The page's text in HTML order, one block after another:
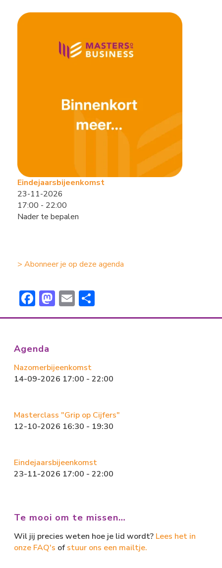
Eindejaarsbijeenkomst
23-11-2026
17:00 - 22:00
Nader te bepalen
> Abonneer je op deze agenda
F
ac
b
o
ok
M
a
d
o
E
m el
Agenda
Nazomerbijeenkomst
14-09-2026 17:00 - 22:00
Masterclass "Grip op Cijfers"
12-10-2026 16:30 - 19:30
Eindejaarsbijeenkomst
23-11-2026 17:00 - 22:00
Te mooi om te missen…
Wil jij precies weten hoe je lid wordt? Lees het in
onze FAQ's of stuur ons een mailtje.